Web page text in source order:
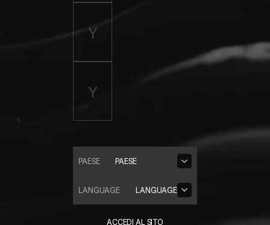
PAESE
PAESE
LANGUAGE
LANGUAGE
ACCEDI AL SITO